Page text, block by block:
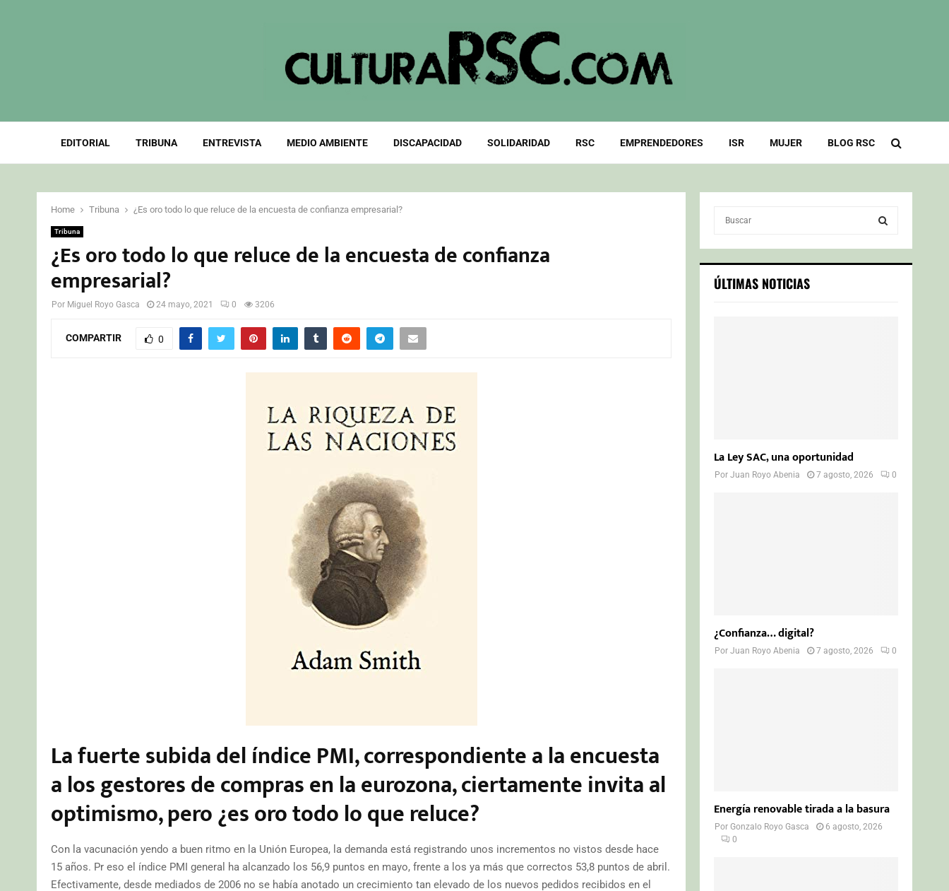
EDITORIAL TRIBUNA ENTREVISTA MEDIO AMBIENTE DISCAPACIDAD SOLIDARIDAD RSC EMPRENDEDORES ISR MUJER BLOG RSC
Home Tribuna ¿Es oro todo lo que reluce de la encuesta de confianza empresarial?
Tribuna
¿Es oro todo lo que reluce de la encuesta de confianza
empresarial?
Por Miguel Royo Gasca 24 mayo, 2021 0 3206
COMPARTIR 0
La fuerte subida del índice PMI, correspondiente a la encuesta
a los gestores de compras en la eurozona, ciertamente invita al
optimismo, pero ¿es oro todo lo que reluce?
Con la vacunación yendo a buen ritmo en la Unión Europea, la demanda está registrando unos incrementos no vistos desde hace
15 años. Pr eso el índice PMI general ha alcanzado los 56,9 puntos en mayo, frente a los ya más que correctos 53,8 puntos de abril.
Efectivamente, desde mediados de 2006 no se había anotado un crecimiento tan elevado de los nuevos pedidos recibidos en el
c
h
S
ÚLTIMAS NOTICIAS
La Ley SAC, una oportunidad
PorJuan Royo Abenia 7 agosto, 2026 0
¿Confianza… digital?
PorJuan Royo Abenia 7 agosto, 2026 0
Energía renovable tirada a la basura
PorGonzalo Royo Gasca
6 agosto, 2026
0